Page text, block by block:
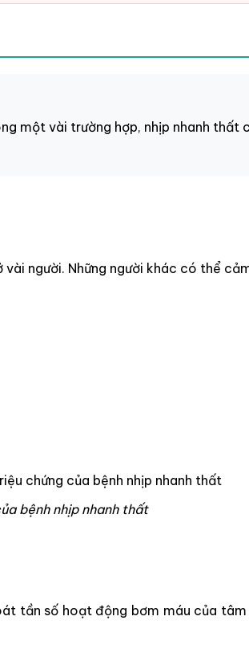
một vài trường hợp, nhịp nhanh
người. Những người khác có thể
bệnh nhịp nhanh thất
tần số hoạt động bơm máu của